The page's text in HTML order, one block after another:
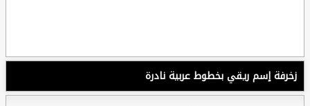
زخرفة إسم ريقي بخطوط عربية نادرة